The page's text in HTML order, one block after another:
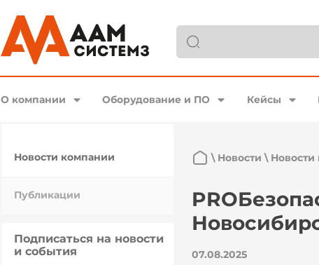
О компании Оборудование и ПО Кейсы
Новости компании
Публикации
Подписаться на новости
и события
\ Новости \
07.08.2025